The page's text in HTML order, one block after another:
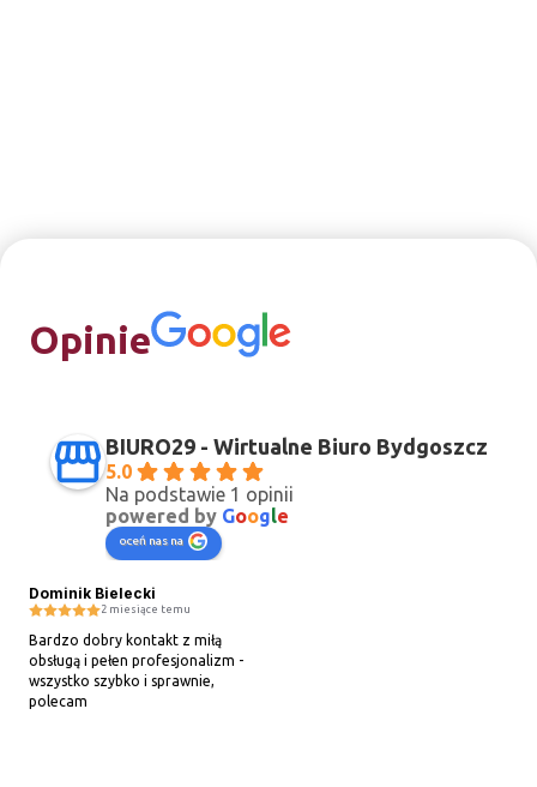
Opinie
BIURO29 - Wirtualne Biuro Bydgoszcz
5.0
Na podstawie 1 opinii
powered by Google
oceń nas na
Dominik Bielecki
2 miesiące temu
Bardzo dobry kontakt z miłą
obsługą i pełen profesjonalizm -
wszystko szybko i sprawnie,
polecam